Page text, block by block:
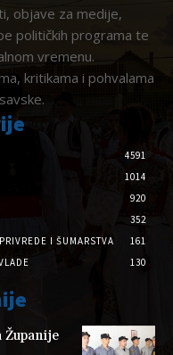
objave za medije,
političkih programa te
vremenu.
kritikama i pohvalama
4591
1014
920
352
I ŠUMARSTVA
161
130
Županije